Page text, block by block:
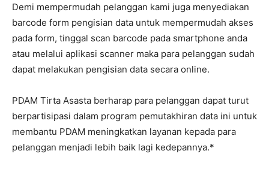
Demi mempermudah pelanggan kami juga menyediakan
barcode form pengisian data untuk mempermudah akses
pada form, tinggal scan barcode pada smartphone anda
atau melalui aplikasi scanner maka para pelanggan sudah
dapat melakukan pengisian data secara online.
PDAM Tirta Asasta berharap para pelanggan dapat turut
berpartisipasi dalam program pemutakhiran data ini untuk
membantu PDAM meningkatkan layanan kepada para
pelanggan menjadi lebih baik lagi kedepannya.*